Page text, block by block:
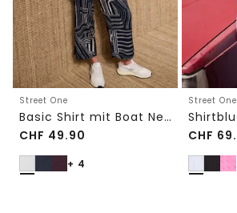
Street One
Basic Shirt mit Boat Neck und Elastikbund
CHF 49.90
+ 4
Street
CHF